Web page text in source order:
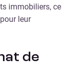
immobiliers, ce
leur
de